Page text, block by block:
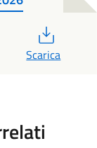
Scarica